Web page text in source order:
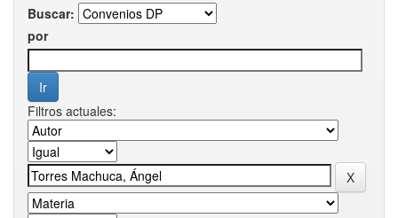
Buscar:
por
Filtros actuales: